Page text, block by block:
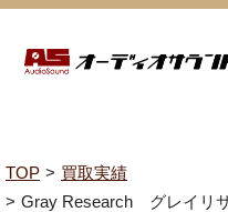
TOP
買取実績
Gray Research グレイリ